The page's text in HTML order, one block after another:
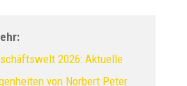
2026: Aktuelle
von Norbert Peter